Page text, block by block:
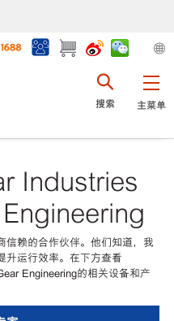
主菜单
搜索
Industries
信赖的合作伙伴。他们知道，我
升运行效率。在下方查看
Engineering的相关设备和产